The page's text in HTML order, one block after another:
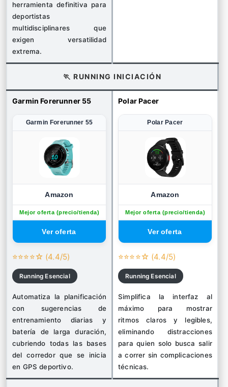
herramienta definitiva para
deportistas
multidisciplinares que
exigen versatilidad
extrema.
🏃 RUNNING INICIACIÓN
Garmin Forerunner 55
Garmin Forerunner 55
Amazon
Mejor oferta (precio/tienda)
⭐⭐⭐⭐☆ (4.4/5)
Running Esencial
Automatiza la planificación
con sugerencias de
entrenamiento diarias y
batería de larga duración,
cubriendo todas las bases
del corredor que se inicia
en GPS deportivo.
Polar Pacer
Polar Pacer
Amazon
Mejor oferta (precio/tienda)
⭐⭐⭐⭐☆ (4.4/5)
Running Esencial
Simplifica la interfaz al
máximo para mostrar
ritmos claros y legibles,
eliminando distracciones
para quien solo busca salir
a correr sin complicaciones
técnicas.